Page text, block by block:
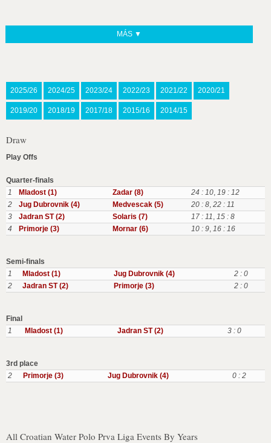
MÁS ▼
2025/26 2024/25 2023/24 2022/23 2021/22 2020/21
2019/20 2018/19 2017/18 2015/16 2014/15
Draw
Play Offs
Quarter-finals
1
Mladost (1) Zadar (8) 24 : 10, 19 : 12
2
Jug Dubrovnik (4) Medvescak (5) 20 : 8, 22 : 11
3
Jadran ST (2) Solaris (7) 17 : 11, 15 : 8
4
Primorje (3) Mornar (6) 10 : 9, 16 : 16
Semi-finals
1
Mladost (1) Jug Dubrovnik (4)
2 : 0
2
Jadran ST (2) Primorje (3) 2 : 0
Final
1
Mladost (1) Jadran ST (2) 3 : 0
3rd place
2
Primorje (3) Jug Dubrovnik (4) 0 : 2
All Croatian Water Polo Prva Liga Events By Years